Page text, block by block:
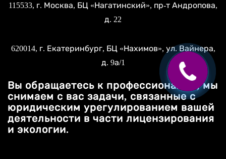
115533, г. Москва, БЦ «Нагатинский», пр-т Андропова,
д. 22
620014, г. Екатеринбург, БЦ «Нахимов», ул. Вайнера,
д. 9а/1
Вы обращаетесь к профессионалам, мы
снимаем с вас задачи, связанные с
юридическим урегулированием вашей
деятельности в части лицензирования
и экологии.